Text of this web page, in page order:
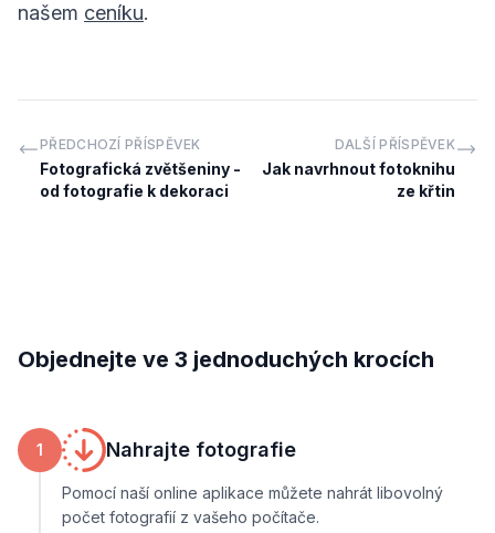
našem ceníku.
PŘEDCHOZÍ PŘÍSPĚVEK
Fotografická zvětšeniny -
od fotografie k dekoraci
DALŠÍ PŘÍSPĚVEK
Jak navrhnout fotoknihu
ze křtin
Objednejte ve 3 jednoduchých krocích
1 Nahrajte fotografie
Pomocí naší online aplikace můžete nahrát libovolný
počet fotografií z vašeho počítače.